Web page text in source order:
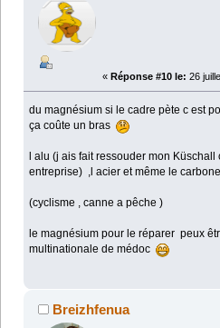
« Réponse #10 le: 26
du magnésium si le cadre pète c est
ça coûte un bras
l alu (j ais fait ressouder mon
entreprise) ,l acier et même le
(cyclisme , canne a pêche )
le magnésium pour le réparer peux
multinationale de médoc
Breizhfenua